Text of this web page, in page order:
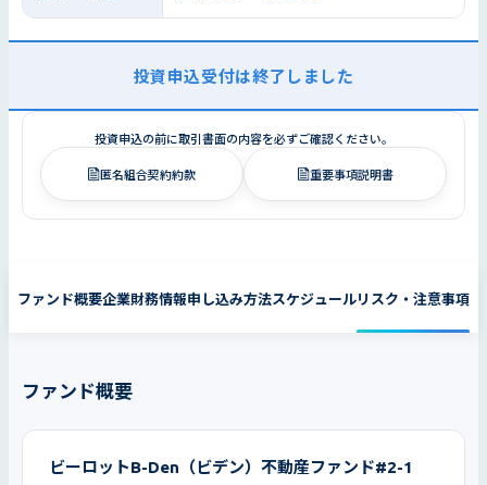
投資申込受付は終了しました
投資申込の前に取引書面の内容を必ずご確認ください。
匿名組合契約約款 重要事項説明書
ファンド概要企業財務情報申し込み方法スケジュールリスク・注意事項
ファンド概要
ビーロットB-Den（ビデン）不動産ファンド#2-1